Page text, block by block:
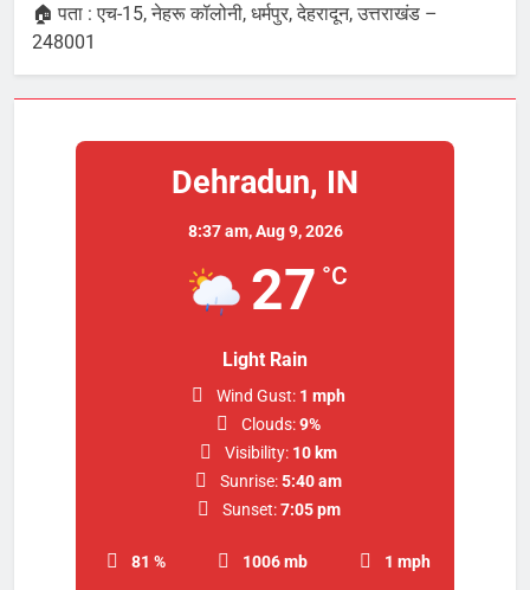
🏠 पता : एच-15, नेहरू कॉलोनी, धर्मपुर, देहरादून, उत्तराखंड –
248001
Dehradun, IN
8:37 am,Aug 9, 2026
27 °C
Light Rain
81 % 1006 mb 1 mph
Wind Gust: 1 mph
Clouds:9%
Visibility: 10 km
Sunrise:5:40 am
Sunset: 7:05 pm